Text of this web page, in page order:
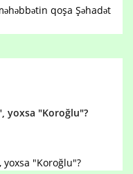
qoşa Şəhadət
yoxsa "Koroğlu"?
yoxsa "Koroğlu"?